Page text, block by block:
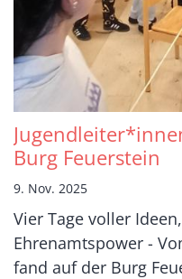
Burg Feuerstein
9. Nov. 2025
Vier Tage voller
Ehrenamtspower -
fand auf der Burg